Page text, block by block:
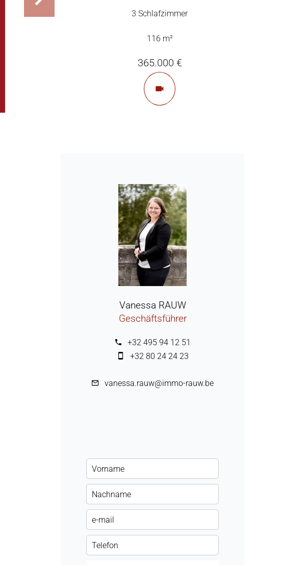
3 Schlafzimmer
116 m²
365.000 €
Vanessa RAUW
Geschäftsführer
+32 495 94 12 51
+32 80 24 24 23
vanessa.rauw@immo-rauw.be